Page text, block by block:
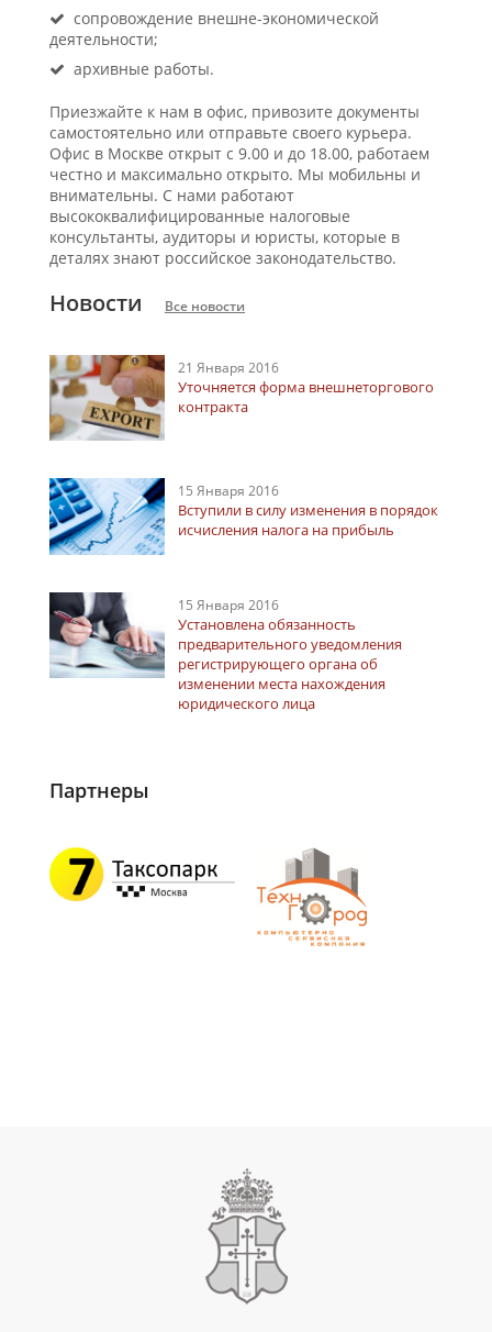
сопровождение внешне-экономической
деятельности;
архивные работы.
Приезжайте к нам в офис, привозите документы
самостоятельно или отправьте своего курьера.
Офис в Москве открыт с 9.00 и до 18.00, работаем
честно и максимально открыто. Мы мобильны и
внимательны. С нами работают
высококвалифицированные налоговые
консультанты, аудиторы и юристы, которые в
деталях знают российское законодательство.
Новости Все новости
21 Января 2016
Уточняется форма внешнеторгового
контракта
15 Января 2016
Вступили в силу изменения в порядок
исчисления налога на прибыль
15 Января 2016
Установлена обязанность
предварительного уведомления
регистрирующего органа об
изменении места нахождения
юридического лица
Партнеры